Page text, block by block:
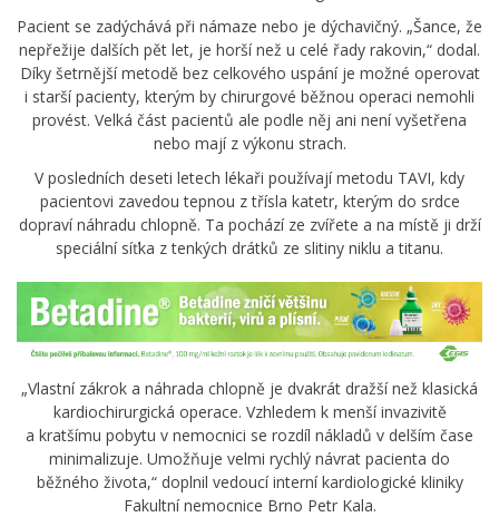
Pacient se zadýchává při námaze nebo je dýchavičný. „Šance, že
nepřežije dalších pět let, je horší než u celé řady rakovin,“ dodal.
Díky šetrnější metodě bez celkového uspání je možné operovat
i starší pacienty, kterým by chirurgové běžnou operaci nemohli
provést. Velká část pacientů ale podle něj ani není vyšetřena
nebo mají z výkonu strach.
V posledních deseti letech lékaři používají metodu TAVI, kdy
pacientovi zavedou tepnou z třísla katetr, kterým do srdce
dopraví náhradu chlopně. Ta pochází ze zvířete a na místě ji drží
speciální síťka z tenkých drátků ze slitiny niklu a titanu.
„Vlastní zákrok a náhrada chlopně je dvakrát dražší než klasická
kardiochirurgická operace. Vzhledem k menší invazivitě
a kratšímu pobytu v nemocnici se rozdíl nákladů v delším čase
minimalizuje. Umožňuje velmi rychlý návrat pacienta do
běžného života,“ doplnil vedoucí interní kardiologické kliniky
Fakultní nemocnice Brno Petr Kala.